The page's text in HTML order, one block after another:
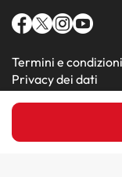
Termini e
Privacy dei dati
Amimir.com (C)